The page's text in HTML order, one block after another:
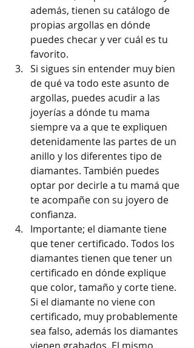
además, tienen su catálogo de
propias argollas en dónde
puedes checar y ver cuál es tu
favorito.
Si sigues sin entender muy bien
de qué va todo este asunto de
argollas, puedes acudir a las
joyerías a dónde tu mama
siempre va a que te expliquen
detenidamente las partes de un
anillo y los diferentes tipo de
diamantes. También puedes
optar por decirle a tu mamá que
te acompañe con su joyero de
confianza.
Importante; el diamante tiene
que tener certificado. Todos los
diamantes tienen que tener un
certificado en dónde explique
que color, tamaño y corte tiene.
Si el diamante no viene con
certificado, muy probablemente
sea falso, además los diamantes